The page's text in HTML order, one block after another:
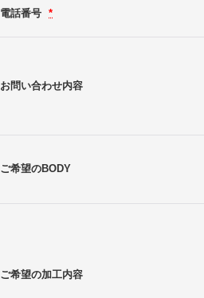
電話番号 *
お問い合わせ内容
ご希望のBODY
ご希望の加工内容